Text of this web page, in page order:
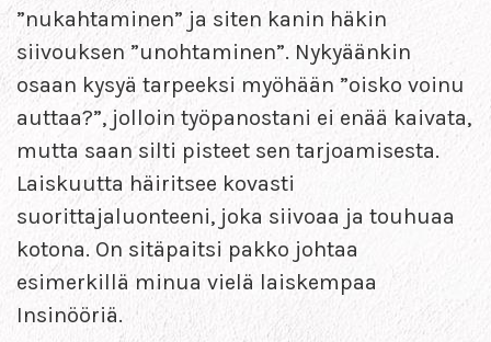
”nukahtaminen” ja siten kanin häkin
siivouksen ”unohtaminen”. Nykyäänkin
osaan kysyä tarpeeksi myöhään ”oisko voinu
auttaa?”, jolloin työpanostani ei enää kaivata,
mutta saan silti pisteet sen tarjoamisesta.
Laiskuutta häiritsee kovasti
suorittajaluonteeni, joka siivoaa ja touhuaa
kotona. On sitäpaitsi pakko johtaa
esimerkillä minua vielä laiskempaa
Insinööriä.